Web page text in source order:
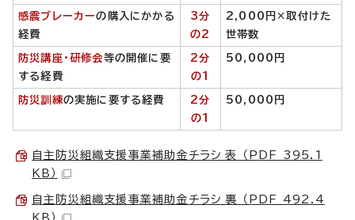
感震ブレーカーの購入にかかる
経費
3分
の2
2,000円×取付けた
世帯数
防災講座・研修会等の開催に要
する経費
2分
の1
50,000円
防災訓練の実施に要する経費
2分
の1
50,000円
自主防災組織支援事業補助金チラシ_表 （PDF 395.1
KB）
自主防災組織支援事業補助金チラシ_裏 （PDF 492.4
KB）